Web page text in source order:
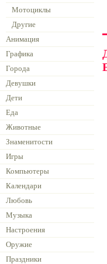
Мотоциклы
Другие
Анимация
Графика
Города
Девушки
Дети
Еда
Животные
Знаменитости
Игры
Компьютеры
Календари
Любовь
Музыка
Настроения
Оружие
Праздники